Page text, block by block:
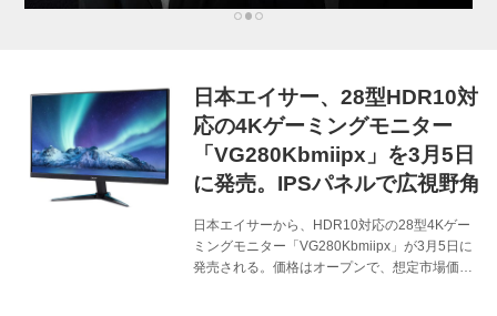
日本エイサー、28型HDR10対
応の4Kゲーミングモニター
「VG280Kbmiipx」を3月5日
に発売。IPSパネルで広視野角
日本エイサーから、HDR10対応の28型4Kゲー
ミングモニター「VG280Kbmiipx」が3月5日に
発売される。価格はオープンで、想定市場価格